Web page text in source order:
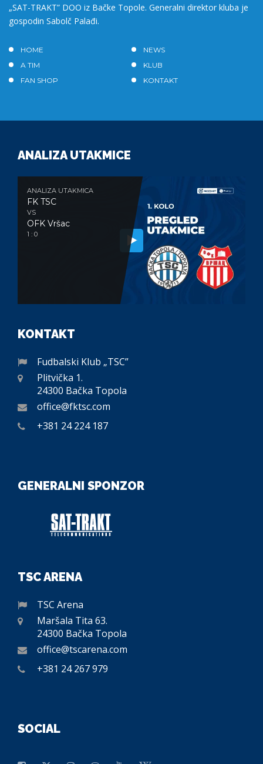
„SAT-TRAKT” DOO iz Bačke Topole. Generalni direktor kluba je
gospodin Sabolč Palađi.
HOME
NEWS
A TIM
KLUB
FAN SHOP
KONTAKT
ANALIZA UTAKMICE
ANALIZA UTAKMICA
FK TSC
VS
OFK Vršac
1 : 0
KONTAKT
Fudbalski Klub „TSC”
Plitvička 1.
24300 Bačka Topola
office@fktsc.com
+381 24 224 187
GENERALNI SPONZOR
TSC ARENA
TSC Arena
Maršala Tita 63.
24300 Bačka Topola
office@tscarena.com
+381 24 267 979
SOCIAL